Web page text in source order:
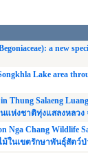
a new
Lake area
in Thung Salaeng
แห่งชาติทุ่งแสลงหลว
Nga Chang Wildlife
ในเขตรักษาพันธุ์สัตว์ป่